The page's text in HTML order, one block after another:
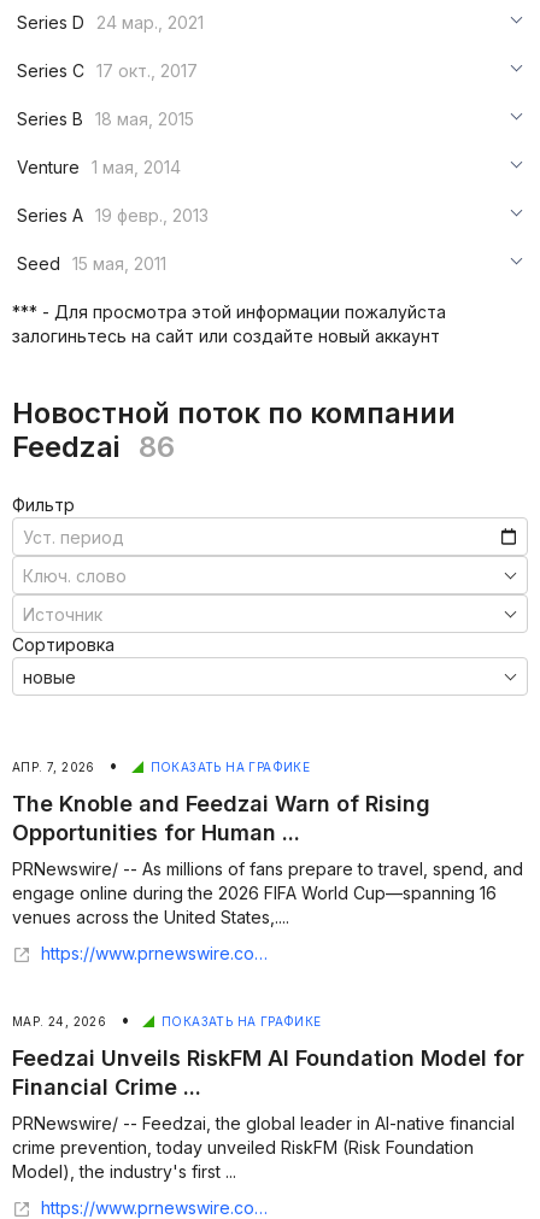
***
Series D
24 мар., 2021
***
Series C 17 окт., 2017
***
Series B
18 мая, 2015
***
Venture
1 мая, 2014
***
Series A 19 февр., 2013
***
Seed
15 мая, 2011
*** - Для просмотра этой информации пожалуйста
залогиньтесь на сайт или создайте новый аккаунт
Новостной поток по компании
Feedzai
86
Фильтр
Сортировка
АПР. 7, 2026 • ПОКАЗАТЬ НА ГРАФИКЕ
The Knoble and Feedzai Warn of Rising
Opportunities for Human ...
PRNewswire/ -- As millions of fans prepare to travel, spend, and
engage online during the 2026 FIFA World Cup—spanning 16
venues across the United States,....
https://www.prnewswire.com/news-releases/the-knoble-and-feedzai-warn-of-rising-opportunities-for-human-trafficking-and-scams-ahead-of-world-cup-2026-302734966.html
МАР. 24, 2026 • ПОКАЗАТЬ НА ГРАФИКЕ
Feedzai Unveils RiskFM AI Foundation Model for
Financial Crime ...
PRNewswire/ -- Feedzai, the global leader in AI-native financial
crime prevention, today unveiled RiskFM (Risk Foundation
Model), the industry's first ...
https://www.prnewswire.com/in/news-releases/feedzai-unveils-riskfm-ai-foundation-model-for-financial-crime-prevention-302722588.html